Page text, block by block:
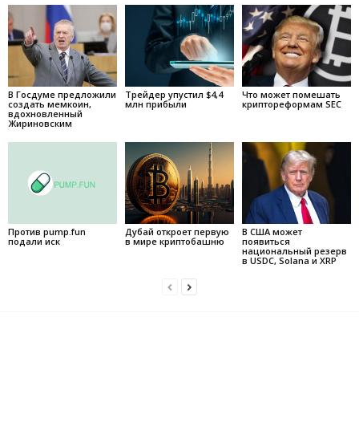
В Госдуме предложили
создать мемкоин,
вдохновленный
Жириновским
Трейдер упустил $4,4
млн прибыли
Что может помешать
криптореформам SEC
Против pump.fun
подали иск
Дубай откроет первую
в мире криптобашню
В США может
появиться
национальный резерв
в USDC, Solana и XRP